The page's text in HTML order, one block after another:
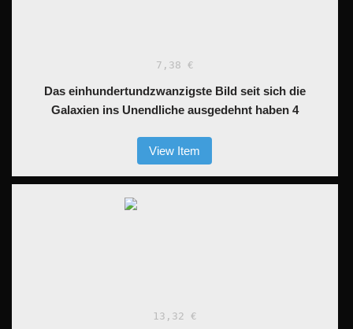
7,38 €
Das einhundertundzwanzigste Bild seit sich die
Galaxien ins Unendliche ausgedehnt haben 4
View Item
13,32 €